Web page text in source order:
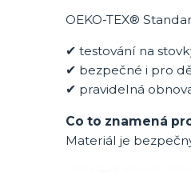
OEKO-TEX®
✔ testování na
✔ bezpečné i pro
✔ pravidelná
Co to znamená
Materiál je